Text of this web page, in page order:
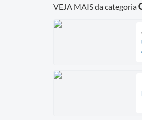
VEJA MAIS da categoria